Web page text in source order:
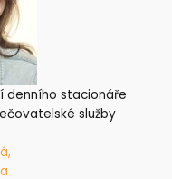
denního stacionáře
služby